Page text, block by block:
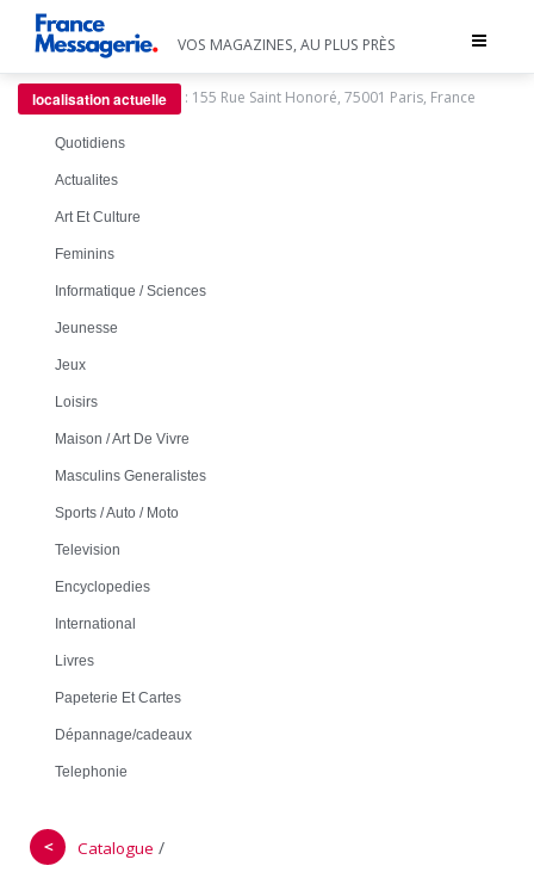
Toggle
VOS MAGAZINES, AU PLUS PRÈS
localisation actuelle : 155 Rue Saint Honoré, 75001 Paris, France
Quotidiens
Actualites
Art Et Culture
Feminins
Informatique / Sciences
Jeunesse
Jeux
Loisirs
Maison / Art De Vivre
Masculins Generalistes
Sports / Auto / Moto
Television
Encyclopedies
International
Livres
Papeterie Et Cartes
Dépannage/cadeaux
Telephonie
＜ Catalogue /